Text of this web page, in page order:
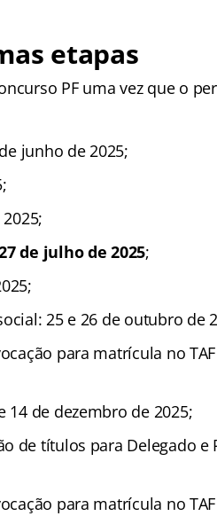
etapas
PF uma vez que o
junho de 2025;
de julho de 2025;
25 e 26 de outubro de
para matrícula no
14 de dezembro de 2025;
de títulos para Delegado e
para matrícula no